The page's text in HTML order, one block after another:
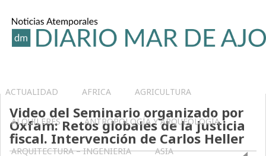
ACTUALIDAD AFRICA AGRICULTURA
ALQUILERES ANTROPOLOGÍA Y ARQUEOLOGÍA
ARQUITECTURA – INGENIERIA ASIA
Video del Seminario organizado por
Oxfam: Retos globales de la justicia
fiscal. Intervención de Carlos Heller